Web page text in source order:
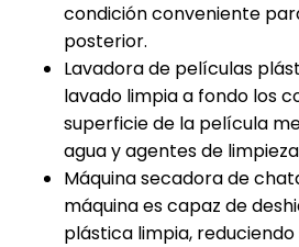
condición conveniente
posterior.
Lavadora de películas
lavado limpia a fondo los
superficie de la película
agua y agentes de
Máquina secadora de
máquina es capaz de
plástica limpia,